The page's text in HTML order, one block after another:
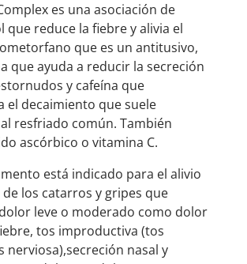
es una asociación de
que reduce la fiebre y alivia el
que es un antitusivo,
que ayuda a reducir la secreción
y cafeína que
el decaimiento que suele
resfriado común. También
ascórbico o vitamina C.
está indicado para el alivio
los catarros y gripes que
leve o moderado como dolor
tos improductiva (tos
nerviosa),secreción nasal y